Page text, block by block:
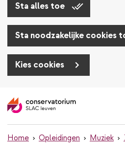
Sta alles toe
Sta noodzakelijke cookies
Kies cookies
en
inhoud
Home Opleidingen Muziek